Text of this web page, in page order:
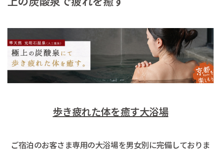
歩き疲れた体を癒す大浴場
ご宿泊のお客さま専用の大浴場を男女別に完備しておりま